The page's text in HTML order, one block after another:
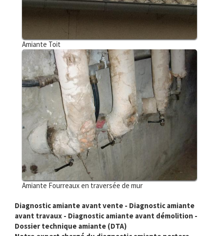
Amiante Toit
Amiante Fourreaux en traversée de mur
Diagnostic amiante avant vente - Diagnostic amiante
avant travaux - Diagnostic amiante avant démolition -
Dossier technique amiante (DTA)